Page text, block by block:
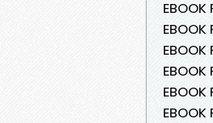
EBOOK
EBOOK
EBOOK
EBOOK
EBOOK